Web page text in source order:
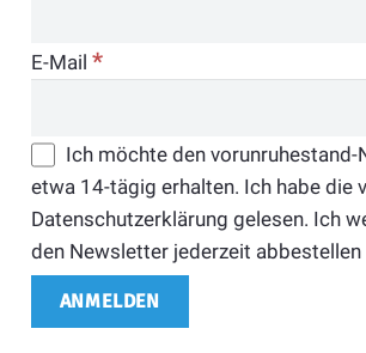
E-Mail *
Ich möchte den
etwa 14-tägig erhalten. Ich habe die
Datenschutzerklärung gelesen. Ich
den Newsletter jederzeit abbestellen